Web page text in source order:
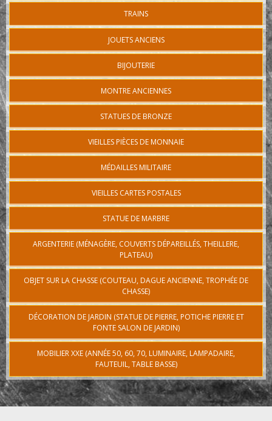
TRAINS
JOUETS ANCIENS
BIJOUTERIE
MONTRE ANCIENNES
STATUES DE BRONZE
VIEILLES PIÈCES DE MONNAIE
MÉDAILLES MILITAIRE
VIEILLES CARTES POSTALES
STATUE DE MARBRE
ARGENTERIE (MÉNAGÈRE, COUVERTS DÉPAREILLÉS, THEILLERE,
PLATEAU)
OBJET SUR LA CHASSE (COUTEAU, DAGUE ANCIENNE, TROPHÉE DE
CHASSE)
DÉCORATION DE JARDIN (STATUE DE PIERRE, POTICHE PIERRE ET
FONTE SALON DE JARDIN)
MOBILIER XXE (ANNÉE 50, 60, 70, LUMINAIRE, LAMPADAIRE,
FAUTEUIL, TABLE BASSE)